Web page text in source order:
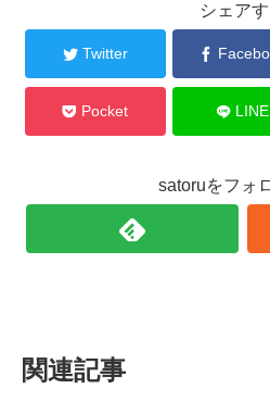
シェア
Twitter
Pocket LINE
satoruをフォ
関連記事